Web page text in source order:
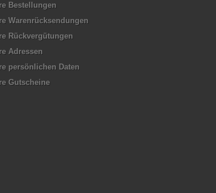
Bestellungen
Warenrücksendungen
Rückvergütungen
Adressen
persönlichen Daten
Gutscheine